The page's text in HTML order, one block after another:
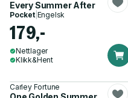
Every Summer After
Pocket| Engelsk
179,-
Nettlager
Klikk&Hent
Carley Fortune